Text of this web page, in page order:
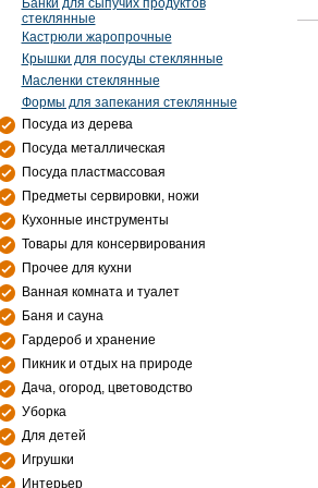
Банки для сыпучих продуктов
стеклянные
Кастрюли жаропрочные
Крышки для посуды стеклянные
Масленки стеклянные
Формы для запекания стеклянные
Посуда из дерева
Посуда металлическая
Посуда пластмассовая
Предметы сервировки, ножи
Кухонные инструменты
Товары для консервирования
Прочее для кухни
Ванная комната и туалет
Баня и сауна
Гардероб и хранение
Пикник и отдых на природе
Дача, огород, цветоводство
Уборка
Для детей
Игрушки
Интерьер